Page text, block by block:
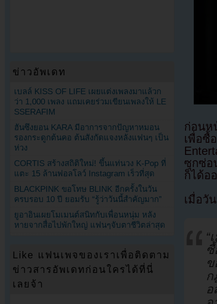
ก่อนห
เพื่อ
ซุกซ่อ
ก็ได้อ
เมื่อวั
“
ซื้
ก
ข่าวอัพเดท
เบลล์ KISS OF LIFE เผยแต่งเพลงมาแล้วก
ว่า 1,000 เพลง แถมเคยร่วมเขียนเพลงให้ LE
SSERAFIM
ฮันซึงยอน KARA มีอาการจากปัญหาหมอน
รองกระดูกต้นคอ ต้นสังกัดแจงหลังแฟนๆ เป็น
ห่วง
CORTIS สร้างสถิติใหม่! ขึ้นแท่นวง K-Pop ที่
แตะ 15 ล้านฟอลโลว์ Instagram เร็วที่สุด
BLACKPINK ขอโทษ BLINK อีกครั้งในวัน
ครบรอบ 10 ปี ยอมรับ “รู้ว่าวันนี้สำคัญมาก”
ยูอาอินเผยโมเมนต์สนิทกับเพื่อนหนุ่ม หลัง
หายจากสื่อไปพักใหญ่ แฟนๆจับตาชีวิตล่าสุด
Like แฟนเพจของเราเพื่อติดตาม
ข่าวสารอัพเดทก่อนใครได้ที่นี่
เลยจ้า